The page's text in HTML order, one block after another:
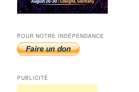
POUR NOTRE INDÉPENDANCE
PUBLICITÉ